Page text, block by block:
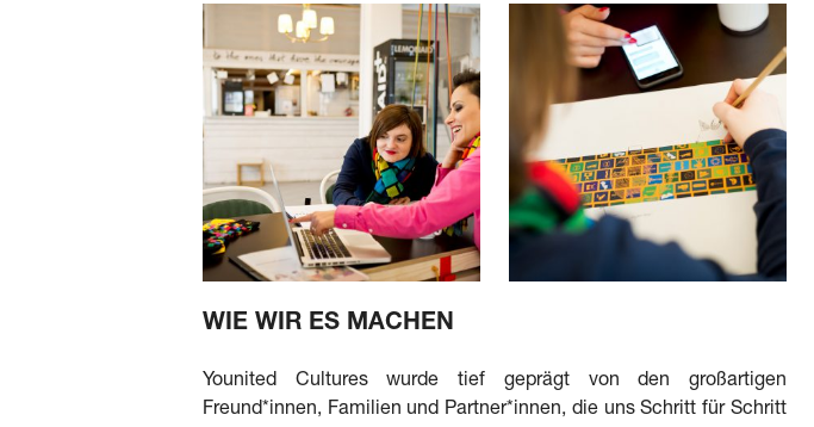
WIE WIR ES MACHEN
Younited Cultures wurde tief geprägt von den großartigen
Freund*innen, Familien und Partner*innen, die uns Schritt für Schritt